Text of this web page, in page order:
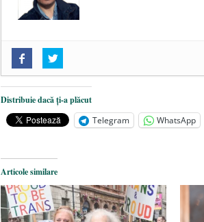
„Acum nu e momentul”
O nouă autostradă distruge
2025
Alegeri controlate - 11 martie
Distribuie dacă ți-a plăcut
Telegram
WhatsApp
Articole similare